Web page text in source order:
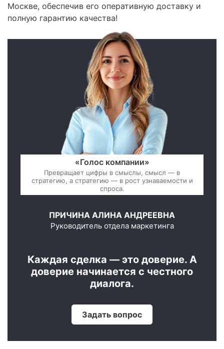
Москве, обеспечив его оперативную доставку и
полную гарантию качества!
«Голос компании»
Превращает цифры в смыслы, смысл — в
стратегию, а стратегию — в рост узнаваемости и
спроса.
ПРИЧИНА АЛИНА АНДРЕЕВНА
Руководитель отдела маркетинга
Каждая сделка — это доверие. А
доверие начинается с честного
диалога.
Задать вопрос